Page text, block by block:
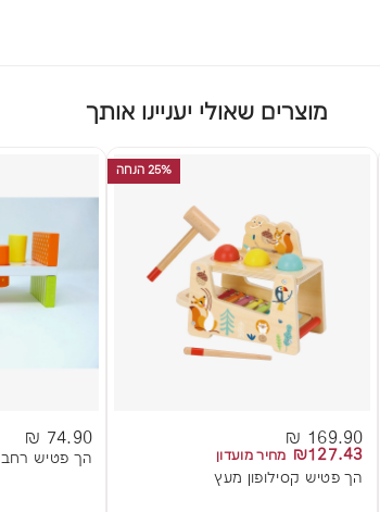
מוצרים שאולי יעניינו אותך
25% הנחה
169.90 ₪
₪127.43 מחיר מועדון
הך פטיש קסילופון מעץ
74.90 ₪
הך פטיש רחב